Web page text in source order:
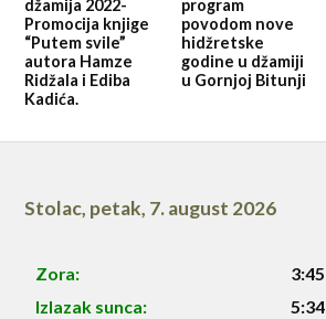
džamija 2022-
Promocija knjige
“Putem svile”
autora Hamze
Ridžala i Ediba
Kadića.
program
povodom nove
hidžretske
godine u džamiji
u Gornjoj Bitunji
Stolac, petak, 7. august 2026
Zora:
3:45
Izlazak sunca:
5:34